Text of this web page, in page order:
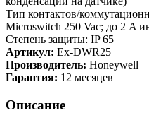
Тип контактов/
Microswitch 250 Vac; до 2 A
Степень защиты: IP 65
Артикул: Ex-DWR25
Производитель: Honeywell
Гарантия: 12 месяцев
Описание